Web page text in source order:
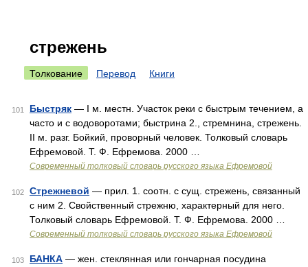
стрежень
Толкование Перевод Книги
101 Быстряк — I м. местн. Участок реки с быстрым течением, а
часто и с водоворотами; быстрина 2., стремнина, стрежень.
II м. разг. Бойкий, проворный человек. Толковый словарь
Ефремовой. Т. Ф. Ефремова. 2000 …
Современный толковый словарь русского языка Ефремовой
102 Стрежневой — прил. 1. соотн. с сущ. стрежень, связанный
с ним 2. Свойственный стрежню, характерный для него.
Толковый словарь Ефремовой. Т. Ф. Ефремова. 2000 …
Современный толковый словарь русского языка Ефремовой
103 БАНКА — жен. стеклянная или гончарная посудина